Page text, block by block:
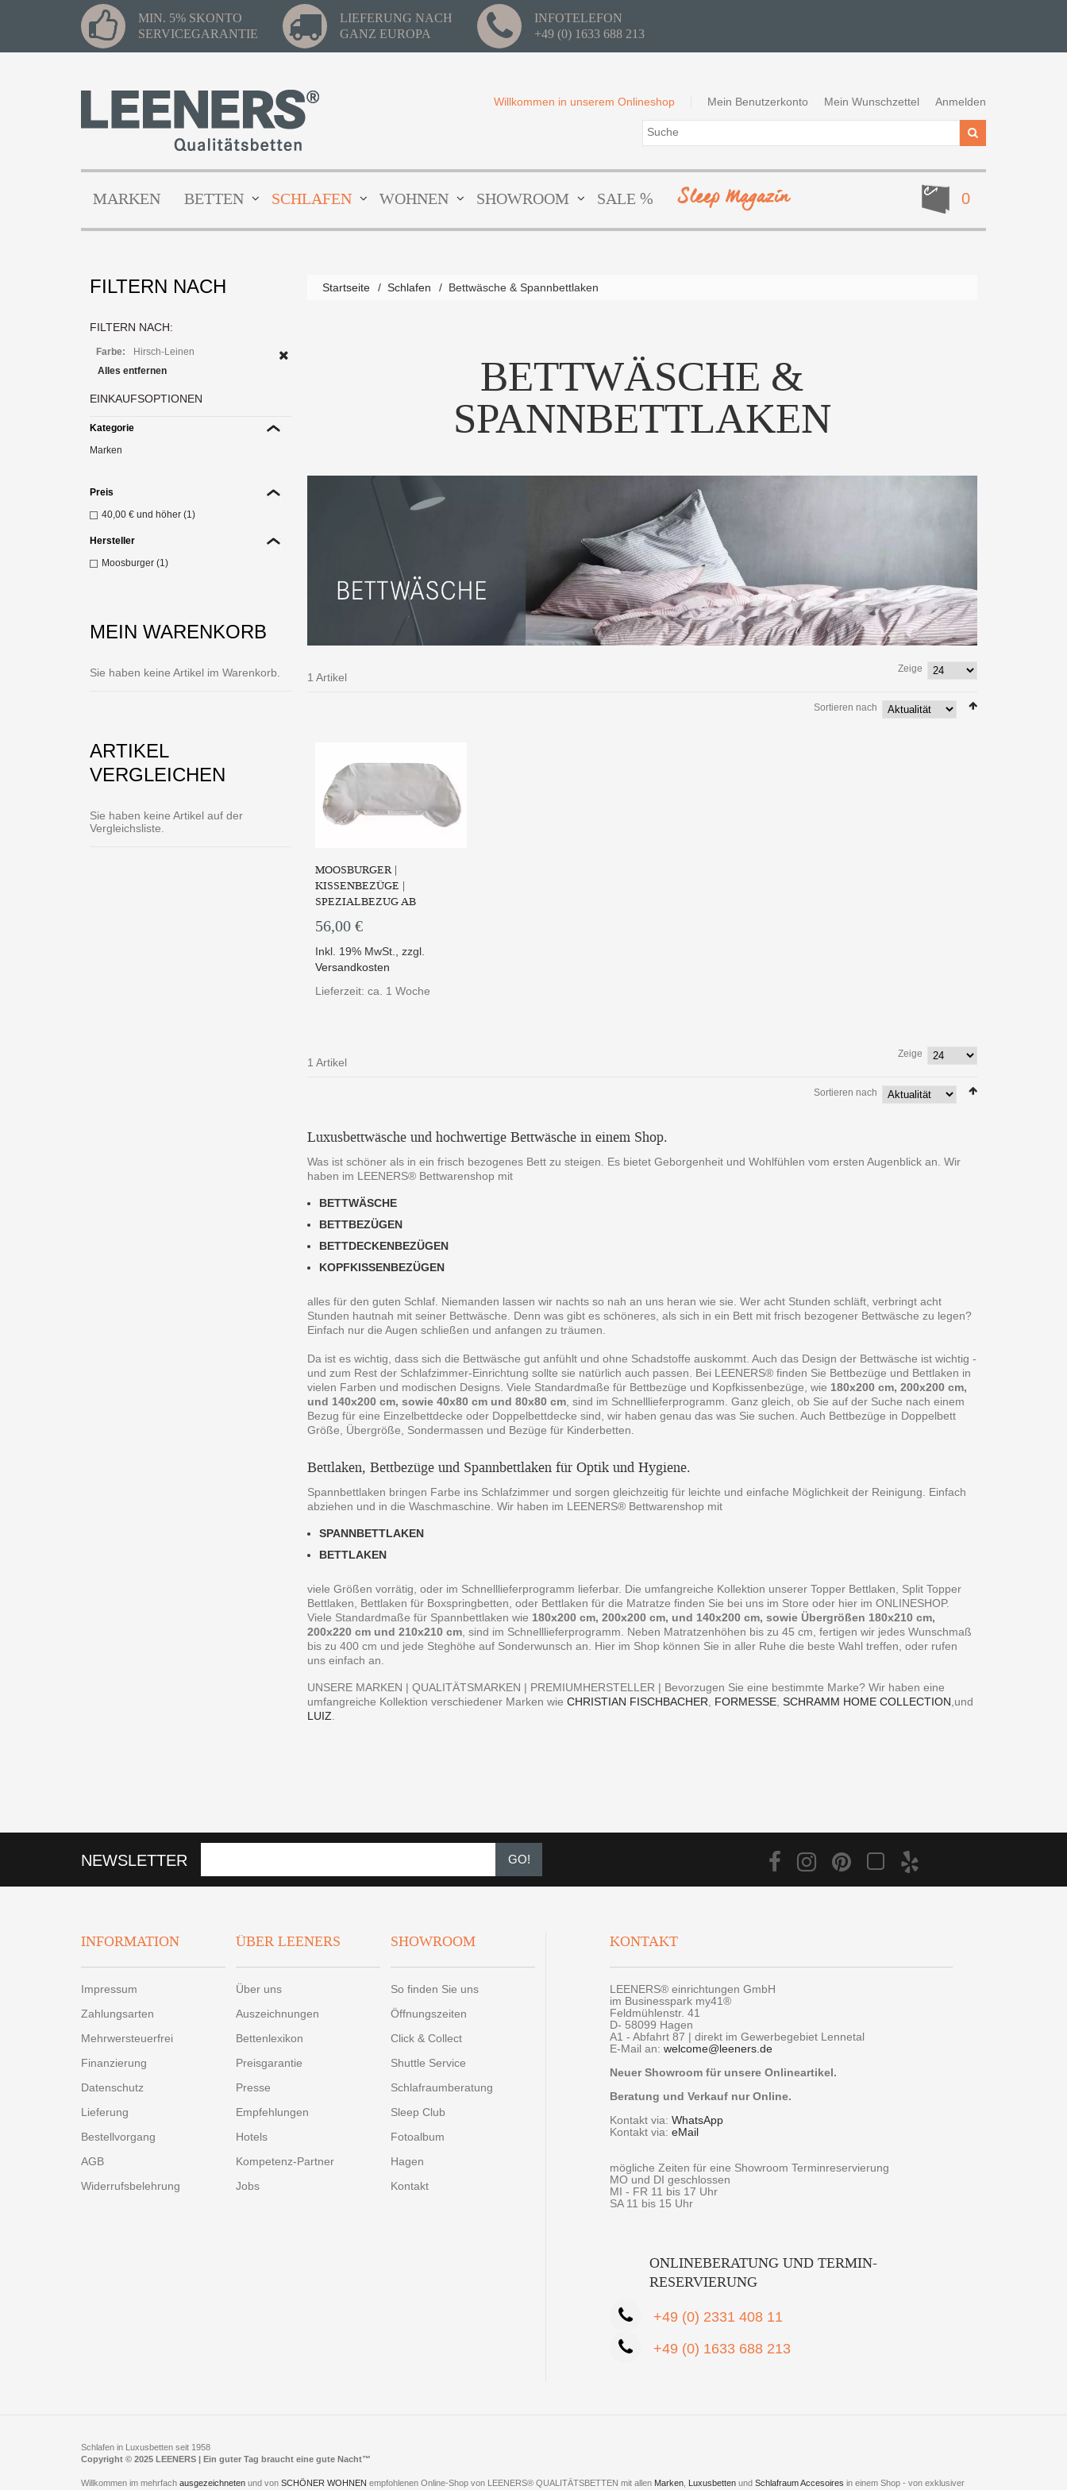
MIN. 5% SKONTO
SERVICEGARANTIE
LIEFERUNG NACH
GANZ EUROPA
INFOTELEFON
+49 (0) 1633 688 213
Mein Benutzerkonto Mein Wunschzettel Anmelden
Willkommen in unserem Onlineshop
0
MARKEN BETTEN SCHLAFEN WOHNEN SHOWROOM SALE % Sleep Magazin
Startseite / Schlafen / Bettwäsche & Spannbettlaken
BETTWÄSCHE &
SPANNBETTLAKEN
1 Artikel
Zeige
Sortieren nach
MOOSBURGER |
KISSENBEZÜGE |
SPEZIALBEZUG AB
56,00 €
Inkl. 19% MwSt.,zzgl.
Versandkosten
Lieferzeit: ca. 1 Woche
1 Artikel
Zeige
Sortieren nach
Luxusbettwäsche und hochwertige Bettwäsche in einem Shop.
Was ist schöner als in ein frisch bezogenes Bett zu steigen. Es bietet Geborgenheit und Wohlfühlen vom ersten Augenblick an. Wir
haben im LEENERS® Bettwarenshop mit
BETTWÄSCHE
BETTBEZÜGEN
BETTDECKENBEZÜGEN
KOPFKISSENBEZÜGEN
alles für den guten Schlaf. Niemanden lassen wir nachts so nah an uns heran wie sie. Wer acht Stunden schläft, verbringt acht
Stunden hautnah mit seiner Bettwäsche. Denn was gibt es schöneres, als sich in ein Bett mit frisch bezogener Bettwäsche zu legen?
Einfach nur die Augen schließen und anfangen zu träumen.
Da ist es wichtig, dass sich die Bettwäsche gut anfühlt und ohne Schadstoffe auskommt. Auch das Design der Bettwäsche ist wichtig -
und zum Rest der Schlafzimmer-Einrichtung sollte sie natürlich auch passen. Bei LEENERS® finden Sie Bettbezüge und Bettlaken in
vielen Farben und modischen Designs. Viele Standardmaße für Bettbezüge und Kopfkissenbezüge, wie 180x200 cm, 200x200 cm,
und 140x200 cm, sowie 40x80 cm und 80x80 cm, sind im Schnelllieferprogramm. Ganz gleich, ob Sie auf der Suche nach einem
Bezug für eine Einzelbettdecke oder Doppelbettdecke sind, wir haben genau das was Sie suchen. Auch Bettbezüge in Doppelbett
Größe, Übergröße, Sondermassen und Bezüge für Kinderbetten.
Bettlaken, Bettbezüge und Spannbettlaken für Optik und Hygiene.
Spannbettlaken bringen Farbe ins Schlafzimmer und sorgen gleichzeitig für leichte und einfache Möglichkeit der Reinigung. Einfach
abziehen und in die Waschmaschine. Wir haben im LEENERS® Bettwarenshop mit
SPANNBETTLAKEN
BETTLAKEN
viele Größen vorrätig, oder im Schnelllieferprogramm lieferbar. Die umfangreiche Kollektion unserer Topper Bettlaken, Split Topper
Bettlaken, Bettlaken für Boxspringbetten, oder Bettlaken für die Matratze finden Sie bei uns im Store oder hier im ONLINESHOP.
Viele Standardmaße für Spannbettlaken wie 180x200 cm, 200x200 cm, und 140x200 cm, sowie Übergrößen 180x210 cm,
200x220 cm und 210x210 cm, sind im Schnelllieferprogramm. Neben Matratzenhöhen bis zu 45 cm, fertigen wir jedes Wunschmaß
bis zu 400 cm und jede Steghöhe auf Sonderwunsch an. Hier im Shop können Sie in aller Ruhe die beste Wahl treffen, oder rufen
uns einfach an.
UNSERE MARKEN | QUALITÄTSMARKEN | PREMIUMHERSTELLER | Bevorzugen Sie eine bestimmte Marke? Wir haben eine
umfangreiche Kollektion verschiedener Marken wieCHRISTIAN FISCHBACHER, FORMESSE,SCHRAMM HOME COLLECTION,und
LUIZ.
FILTERN NACH
FILTERN NACH:
Farbe:
Hirsch-Leinen
Alles entfernen
EINKAUFSOPTIONEN
Kategorie
Marken
Preis
40,00 € und höher (1)
Hersteller
Moosburger (1)
MEIN WARENKORB
Sie haben keine Artikel im Warenkorb.
ARTIKEL
VERGLEICHEN
Sie haben keine Artikel auf der
Vergleichsliste.
NEWSLETTER GO!
INFORMATION
Impressum
Zahlungsarten
Mehrwersteuerfrei
Finanzierung
Datenschutz
Lieferung
Bestellvorgang
AGB
Widerrufsbelehrung
ÜBER LEENERS
Über uns
Auszeichnungen
Bettenlexikon
Preisgarantie
Presse
Empfehlungen
Hotels
Kompetenz-Partner
Jobs
SHOWROOM
So finden Sie uns
Öffnungszeiten
Click & Collect
Shuttle Service
Schlafraumberatung
Sleep Club
Fotoalbum
Hagen
Kontakt
KONTAKT
LEENERS® einrichtungen GmbH
im Businesspark my41®
Feldmühlenstr. 41
D- 58099 Hagen
A1 - Abfahrt 87 | direkt im Gewerbegebiet Lennetal
E-Mail an: welcome@leeners.de
Neuer Showroom für unsere Onlineartikel.
Beratung und Verkauf nur Online.
Kontakt via: WhatsApp
Kontakt via: eMail
mögliche Zeiten für eine Showroom Terminreservierung
MO und DI geschlossen
MI - FR 11 bis 17 Uhr
SA 11 bis 15 Uhr
ONLINEBERATUNG UND TERMIN-
RESERVIERUNG
+49 (0) 2331 408 11
+49 (0) 1633 688 213
Schlafen in Luxusbetten seit 1958
Copyright © 2025 LEENERS | Ein guter Tag braucht eine gute Nacht™
Willkommen im mehrfach ausgezeichneten und von SCHÖNER WOHNEN empfohlenen Online-Shop von LEENERS® QUALITÄTSBETTEN mit allen Marken Luxusbetten und Schlafraum Accesoires in einem Shop - von exklusiver